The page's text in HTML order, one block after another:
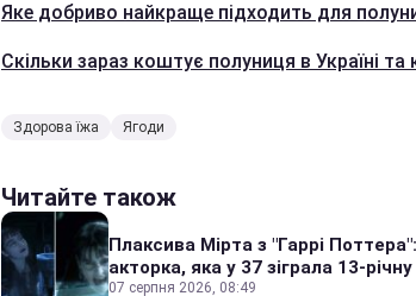
Яке добриво найкраще підходить для
Скільки зараз коштує полуниця в Україні та
Здорова їжа Ягоди
Читайте також
Плаксива Мірта з "Гаррі
акторка, яка у 37 зіграла 13-
07 серпня 2026, 08:49